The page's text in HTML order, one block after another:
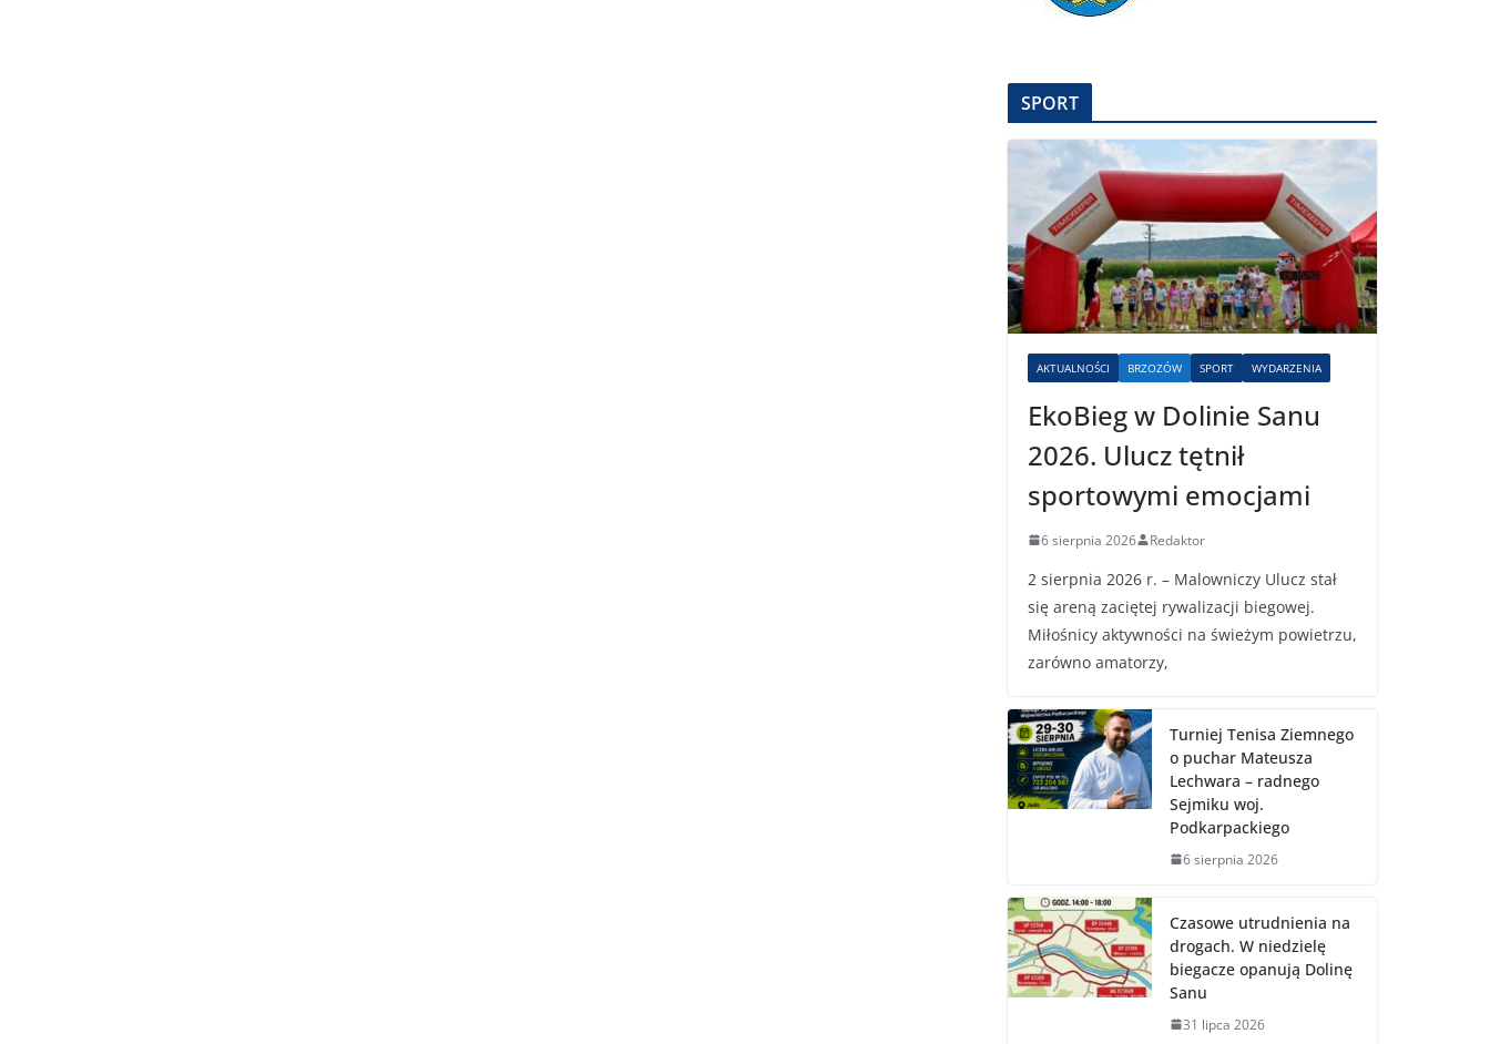
SPORT
AKTUALNOŚCI BRZOZÓW SPORT WYDARZENIA
EkoBieg w Dolinie Sanu
2026. Ulucz tętnił
sportowymi emocjami
6 sierpnia 2026 Redaktor
2 sierpnia 2026 r. – Malowniczy Ulucz stał
się areną zaciętej rywalizacji biegowej.
Miłośnicy aktywności na świeżym powietrzu,
zarówno amatorzy,
Turniej Tenisa Ziemnego
o puchar Mateusza
Lechwara – radnego
Sejmiku woj.
Podkarpackiego
6 sierpnia 2026
Czasowe utrudnienia na
drogach. W niedzielę
biegacze opanują Dolinę
Sanu
31 lipca 2026